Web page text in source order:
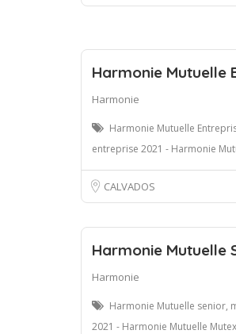
Harmonie Mutuelle
Harmonie
Harmonie Mutuelle
entreprise 2021 - Harmonie
CALVADOS
Harmonie Mutuelle
Harmonie
Harmonie Mutuelle senior,
2021 - Harmonie Mutuelle